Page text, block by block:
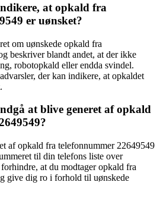
at opkald fra
er uønsket?
om uønskede opkald fra
beskriver blandt andet, at der ikke
robotopkald eller endda svindel.
der kan indikere, at opkaldet
at blive generet af opkald
af opkald fra telefonnummer 22649549
til din telefons liste over
at du modtager opkald fra
give dig ro i forhold til uønskede